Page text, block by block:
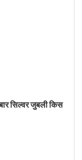
सिल्वर जुबली किस